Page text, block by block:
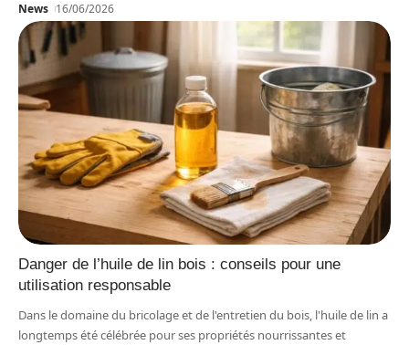
News 16/06/2026
Danger de l’huile de lin bois : conseils pour une
utilisation responsable
Dans le domaine du bricolage et de l'entretien du bois, l'huile de lin a
longtemps été célébrée pour ses propriétés nourrissantes et